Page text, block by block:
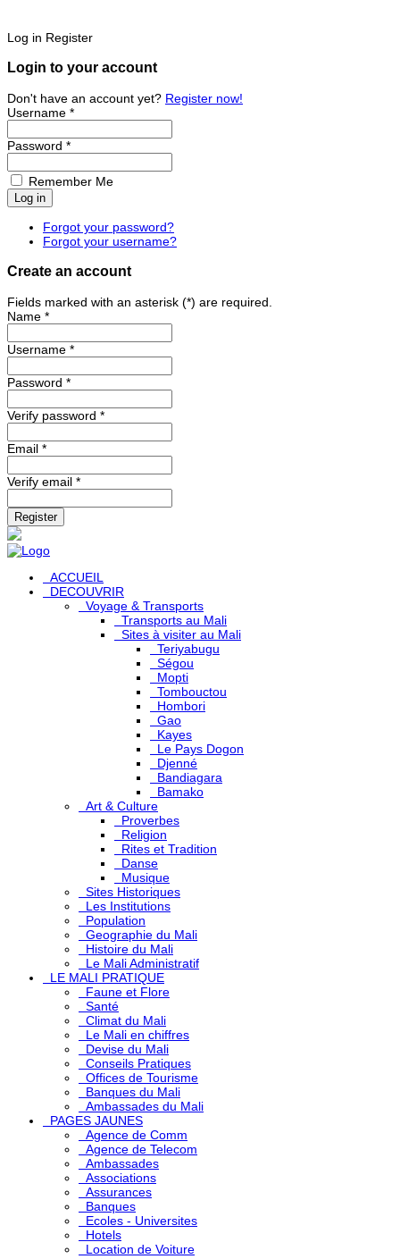
Log in Register
Login to your account
Don't have an account yet? Register now!
Username *
Password *
Remember Me
Forgot your password?
Forgot your username?
Create an account
Fields marked with an asterisk (*) are required.
Name *
Username *
Password *
Verify password *
Email *
Verify email *
Register
ACCUEIL
DECOUVRIR
Voyage & Transports
Transports au Mali
Sites à visiter au Mali
Teriyabugu
Ségou
Mopti
Tombouctou
Hombori
Gao
Kayes
Le Pays Dogon
Djenné
Bandiagara
Bamako
Art & Culture
Proverbes
Religion
Rites et Tradition
Danse
Musique
Sites Historiques
Les Institutions
Population
Geographie du Mali
Histoire du Mali
Le Mali Administratif
LE MALI PRATIQUE
Faune et Flore
Santé
Climat du Mali
Le Mali en chiffres
Devise du Mali
Conseils Pratiques
Offices de Tourisme
Banques du Mali
Ambassades du Mali
PAGES JAUNES
Agence de Comm
Agence de Telecom
Ambassades
Associations
Assurances
Banques
Ecoles - Universites
Hotels
Location de Voiture